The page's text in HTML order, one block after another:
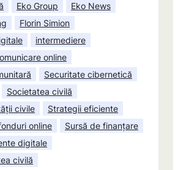
Eko Group
Eko News
Florin Simion
intermediere
online
Securitate cibernetică
Societatea civilă
civile
Strategii eficiente
online
Sursă de finanțare
digitale
civilă